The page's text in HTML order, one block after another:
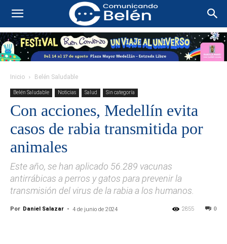
Inicio Belén Saludable
Belén Saludable Noticias Salud Sin categoría
Con acciones, Medellín evita
casos de rabia transmitida por
animales
Este año, se han aplicado 56.289 vacunas
antirrábicas a perros y gatos para prevenir la
transmisión del virus de la rabia a los humanos.
Por Daniel Salazar - 4 de junio de 2024 0
2855